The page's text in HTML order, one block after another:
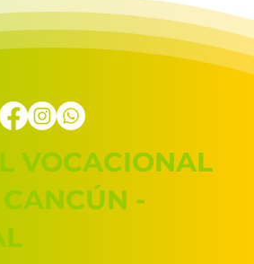
VOCACIONAL
CANCÚN -